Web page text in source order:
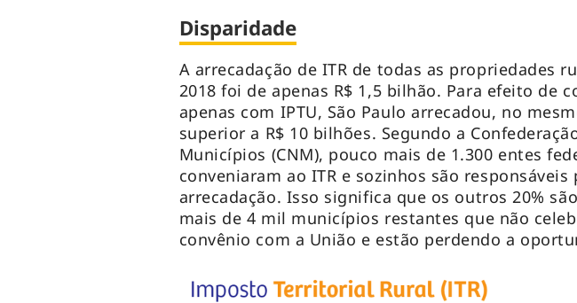
Disparidade
A arrecadação de ITR de todas as propriedades
2018 foi de apenas R$ 1,5 bilhão. Para efeito de
apenas com IPTU, São Paulo arrecadou, no
superior a R$ 10 bilhões. Segundo a
Municípios (CNM), pouco mais de 1.300 entes
conveniaram ao ITR e sozinhos são responsáveis
arrecadação. Isso significa que os outros 20%
mais de 4 mil municípios restantes que não
convênio com a União e estão perdendo a